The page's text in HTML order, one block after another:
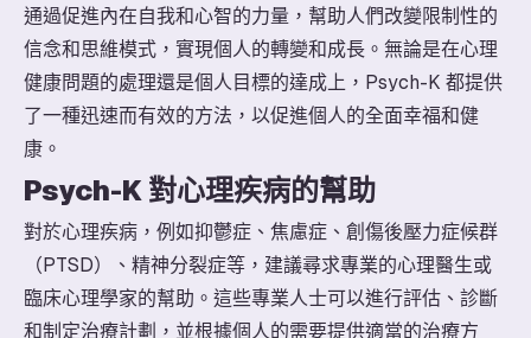
通過促進內在自我和心智的力量，幫助人們改變限制性的
信念和思維模式，實現個人的轉變和成長。無論是在心理
健康問題的處理還是個人目標的達成上，Psych-K 都提供
了一種迅速而有效的方法，以促進個人的全面幸福和健
康。
Psych-K 對心理疾病的幫助
對於心理疾病，例如抑鬱症、焦慮症、創傷後壓力症候群
（PTSD）、精神分裂症等，建議尋求專業的心理醫生或
臨床心理學家的幫助。這些專業人士可以進行評估、診斷
和制定治療計劃，並根據個人的需要提供適當的治療方